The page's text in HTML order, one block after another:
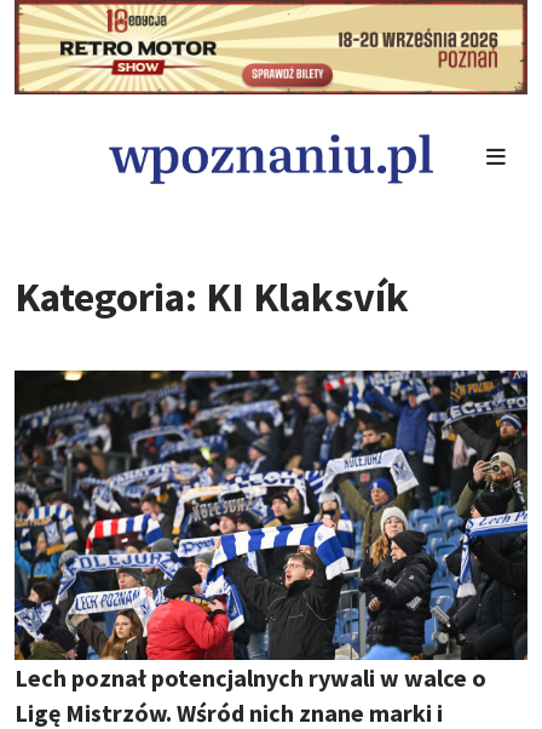
Kategoria: KI Klaksvík
Lech poznał potencjalnych rywali w walce o
Ligę Mistrzów. Wśród nich znane marki i